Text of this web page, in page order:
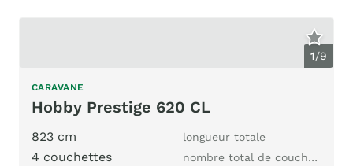
1/9
CARAVANE
Hobby Prestige 620 CL
823 cm longueur totale
4 couchettes nombre total de couchages